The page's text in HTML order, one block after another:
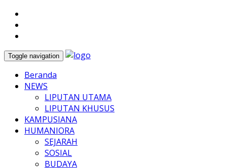
Toggle navigation
Beranda
NEWS
LIPUTAN UTAMA
LIPUTAN KHUSUS
KAMPUSIANA
HUMANIORA
SEJARAH
SOSIAL
BUDAYA